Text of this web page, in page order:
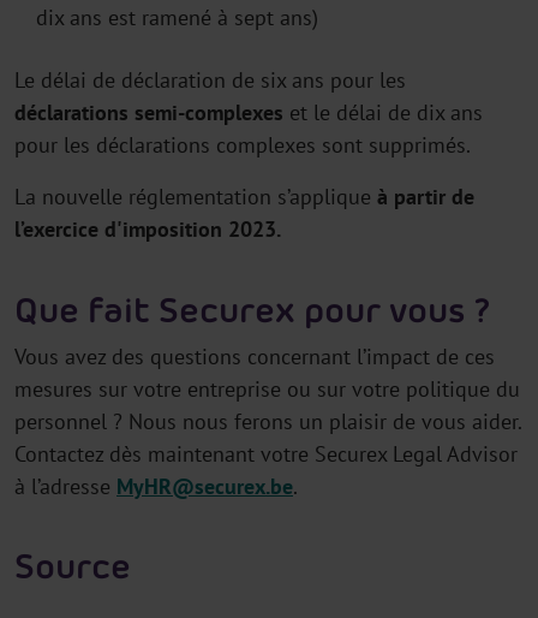
dix ans est ramené à sept ans)
Le délai de déclaration de six ans pour les
déclarations semi-complexes et le délai de dix ans
pour les déclarations complexes sont supprimés.
La nouvelle réglementation s’applique à partir de
l’exercice d'imposition 2023.
Que fait Securex pour vous ?
Vous avez des questions concernant l’impact de ces
mesures sur votre entreprise ou sur votre politique du
personnel ? Nous nous ferons un plaisir de vous aider.
Contactez dès maintenant votre Securex Legal Advisor
à l’adresse MyHR@securex.be.
Source